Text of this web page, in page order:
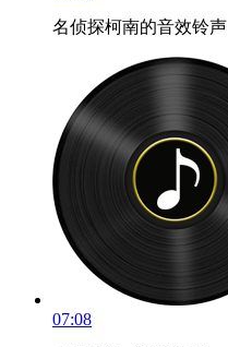
名侦探柯南的音效铃声
07:08